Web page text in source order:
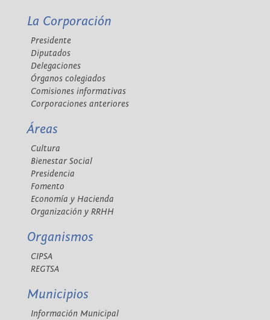
La Corporación
Presidente
Diputados
Delegaciones
Órganos colegiados
Comisiones informativas
Corporaciones anteriores
Áreas
Cultura
Bienestar Social
Presidencia
Fomento
Economía y Hacienda
Organización y RRHH
Organismos
CIPSA
REGTSA
Municipios
Información Municipal